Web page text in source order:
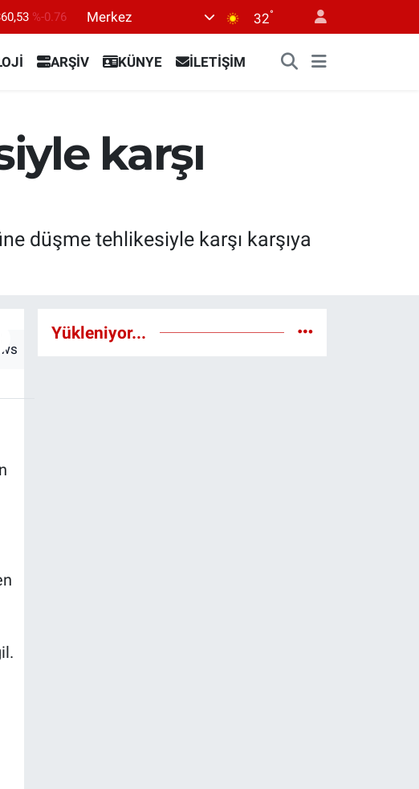
%0.01
13.887 %64
Merkez 32°
ARŞİV KÜNYE İLETİŞİM
karşı
düşme tehlikesiyle karşı karşıya
Yükleniyor...